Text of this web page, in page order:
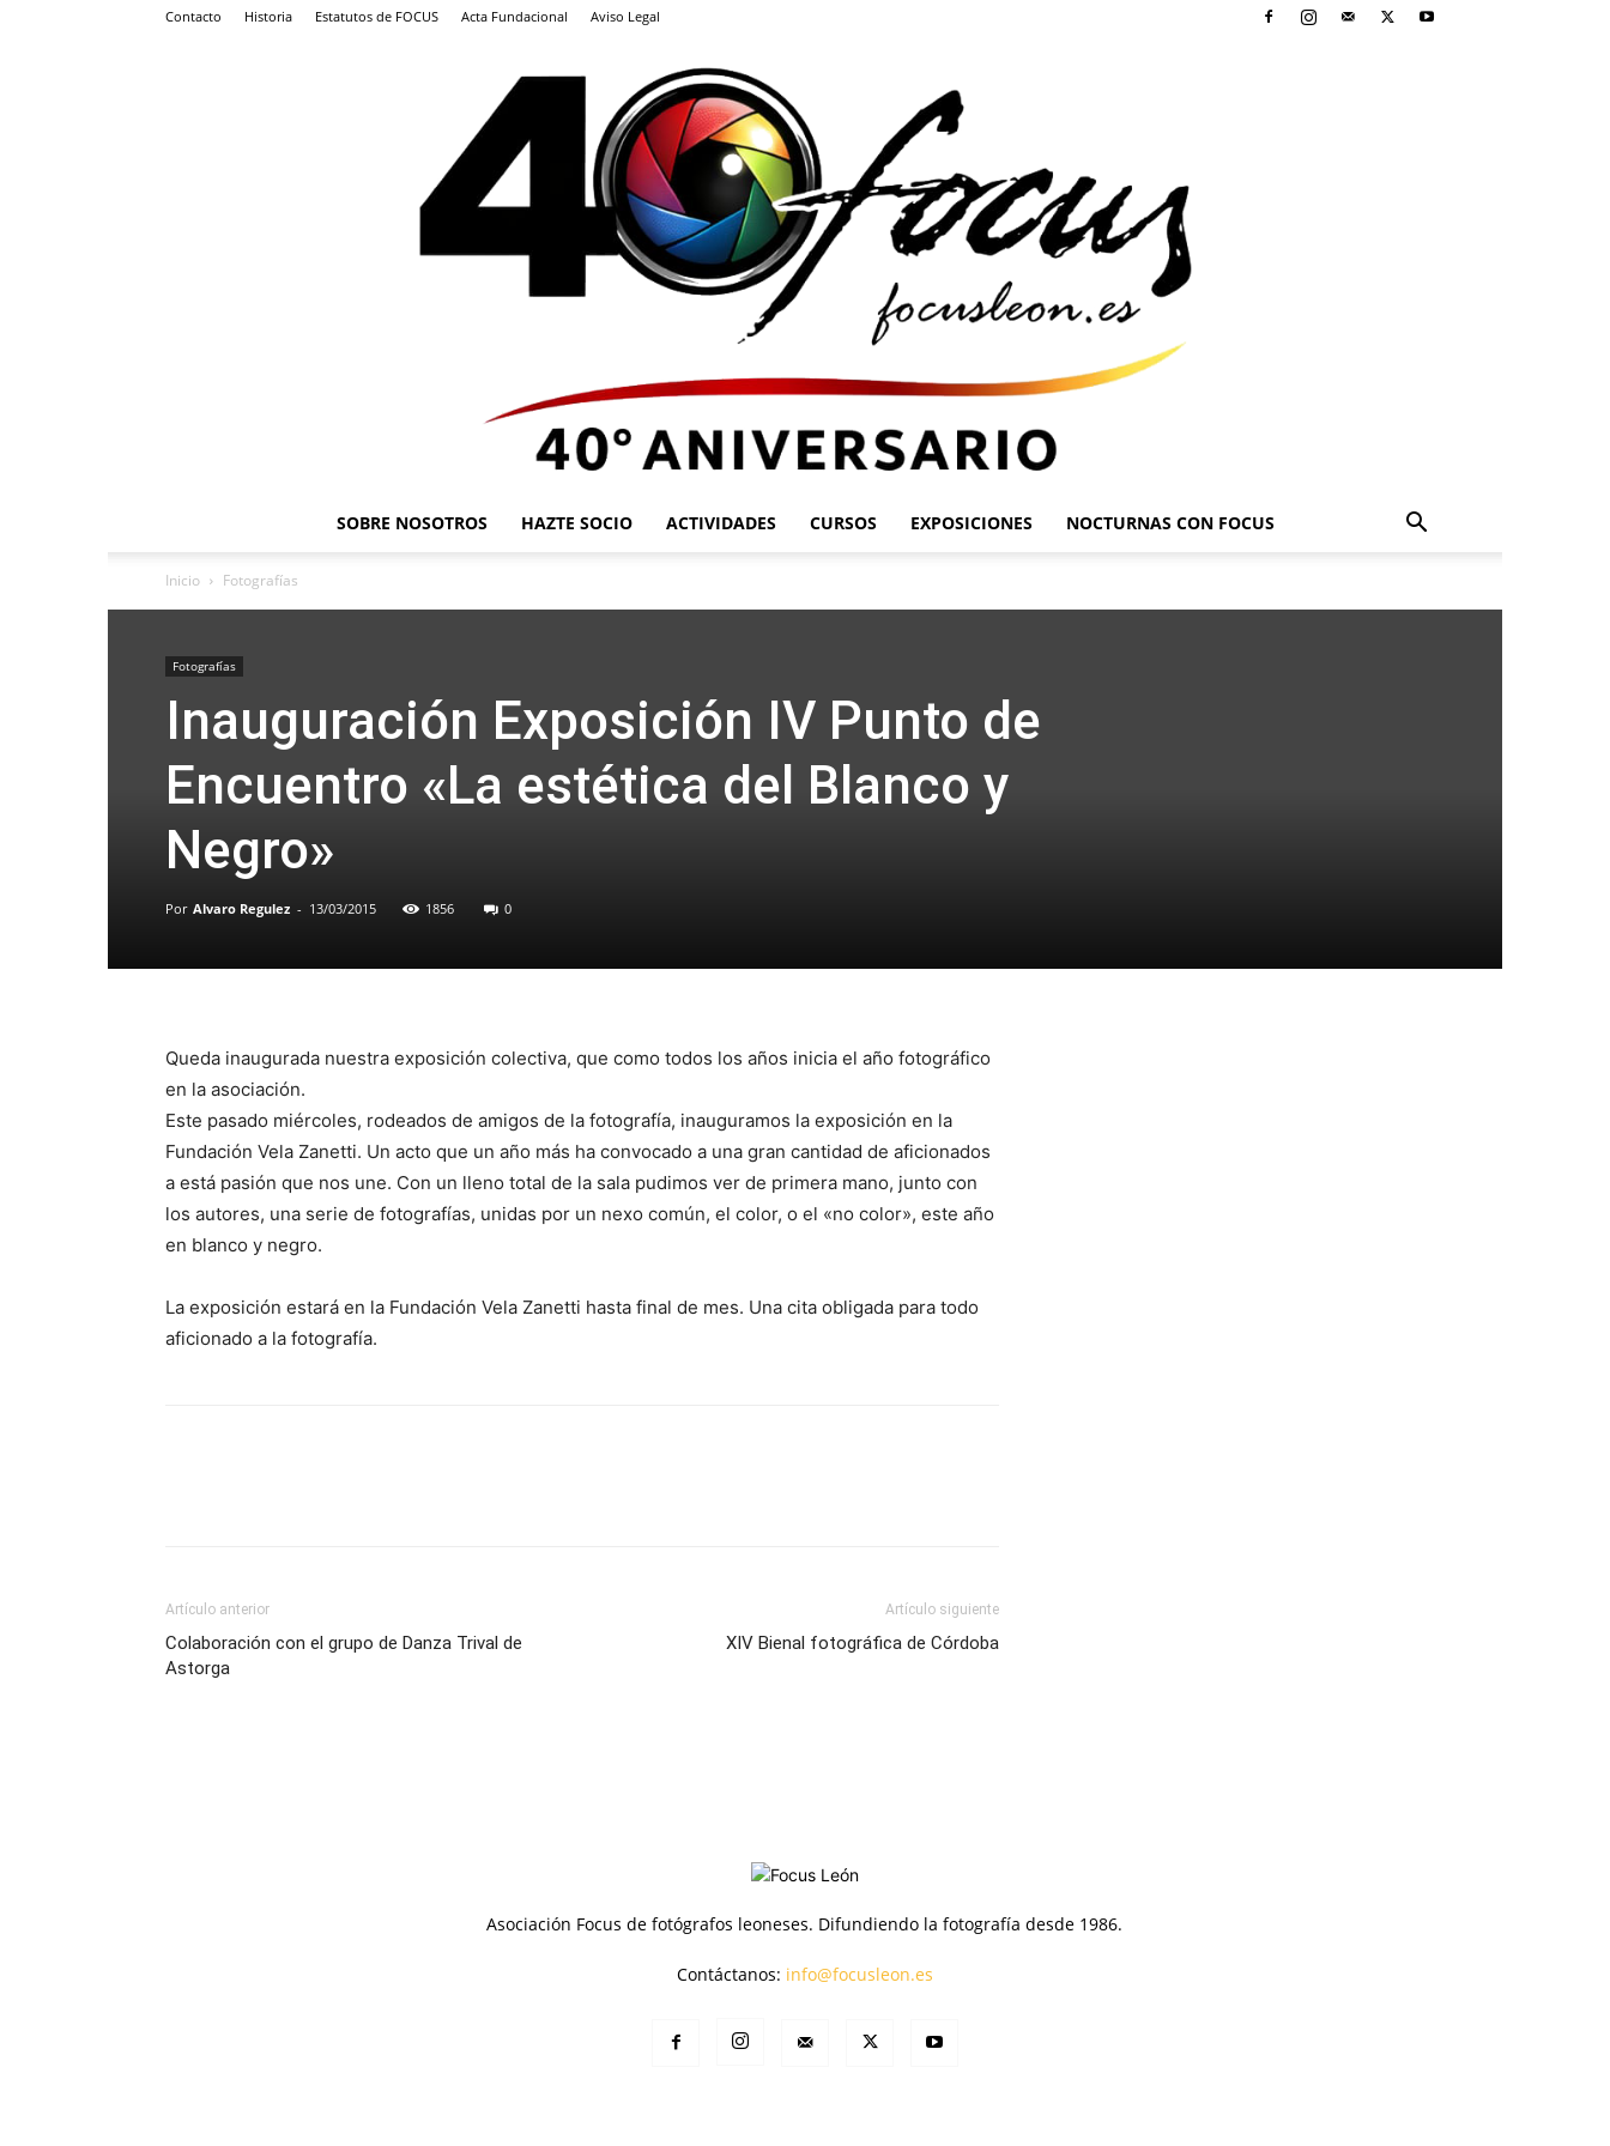
Contacto Historia Estatutos de FOCUS Acta Fundacional Aviso Legal
SOBRE NOSOTROS HAZTE SOCIO ACTIVIDADES CURSOS EXPOSICIONES NOCTURNAS CON FOCUS
Inicio Fotografías
Fotografías
Inauguración Exposición IV Punto de
Encuentro «La estética del Blanco y
Negro»
Por Alvaro Regulez - 13/03/2015 1856 0
Queda inaugurada nuestra exposición colectiva, que como todos los años inicia el año fotográfico
en la asociación.
Este pasado miércoles, rodeados de amigos de la fotografía, inauguramos la exposición en la
Fundación Vela Zanetti. Un acto que un año más ha convocado a una gran cantidad de aficionados
a está pasión que nos une. Con un lleno total de la sala pudimos ver de primera mano, junto con
los autores, una serie de fotografías, unidas por un nexo común, el color, o el «no color», este año
en blanco y negro.
La exposición estará en la Fundación Vela Zanetti hasta final de mes. Una cita obligada para todo
aficionado a la fotografía.
Artículo anterior
Colaboración con el grupo de Danza Trival de
Astorga
Artículo siguiente
XIV Bienal fotográfica de Córdoba
Asociación Focus de fotógrafos leoneses. Difundiendo la fotografía desde 1986.
Contáctanos: info@focusleon.es